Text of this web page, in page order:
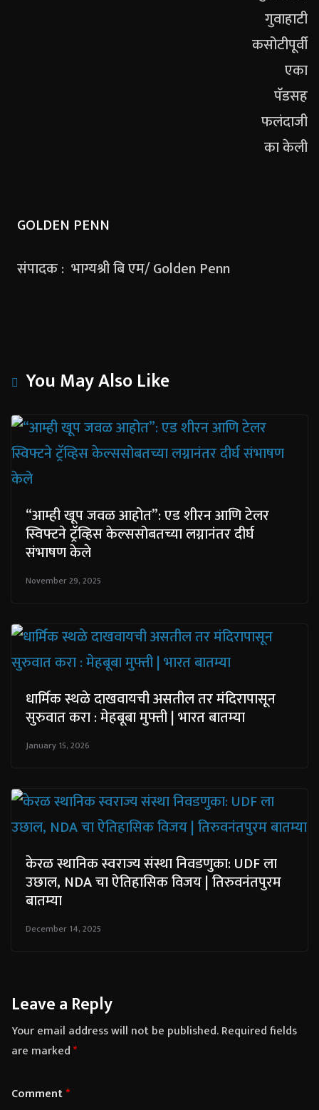
GOLDEN PENN
संपादक : भाग्यश्री बि एम/ Golden Penn
You May Also Like
“आम्ही खूप जवळ आहोत”: एड शीरन आणि टेलर
स्विफ्टने ट्रॅव्हिस केल्ससोबतच्या लग्नानंतर दीर्घ
संभाषण केले
November 29, 2025
धार्मिक स्थळे दाखवायची असतील तर मंदिरापासून
सुरुवात करा : मेहबूबा मुफ्ती | भारत बातम्या
January 15, 2026
केरळ स्थानिक स्वराज्य संस्था निवडणुका: UDF ला
उछाल, NDA चा ऐतिहासिक विजय | तिरुवनंतपुरम
बातम्या
December 14, 2025
Leave a Reply
Your email address will not be published.Required fields
are marked*
Comment*